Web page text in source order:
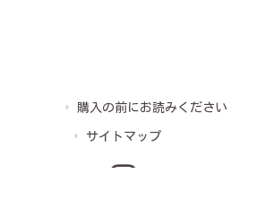
購入の前にお読みください
サイトマップ